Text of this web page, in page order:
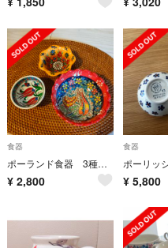
食器
ポーランド食器 3種 花柄✨️最終価格!
¥ 2,800
食器
¥ 5,800